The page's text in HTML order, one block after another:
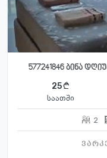
577241846 ბინა
25
საათში
2